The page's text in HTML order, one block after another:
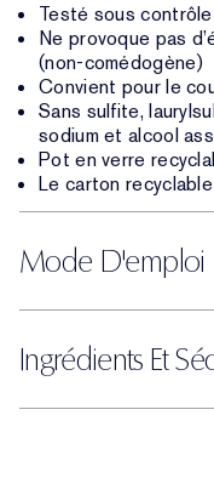
Testé sous
Ne provoque pas
(non-comédogène)
Convient pour le
Sans sulfite,
sodium et alcool
Pot en verre
Le carton
Mode D'emploi
Ingrédients Et